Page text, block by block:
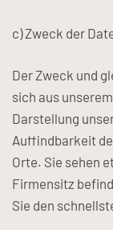
c) Zweck der
Der Zweck und
sich aus
Darstellung
Auffindbarkeit
Orte. Sie sehen
Firmensitz
Sie den